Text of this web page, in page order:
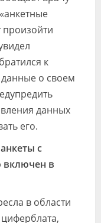
произойти
к
о своем
данных
его.
с
включен в
в области